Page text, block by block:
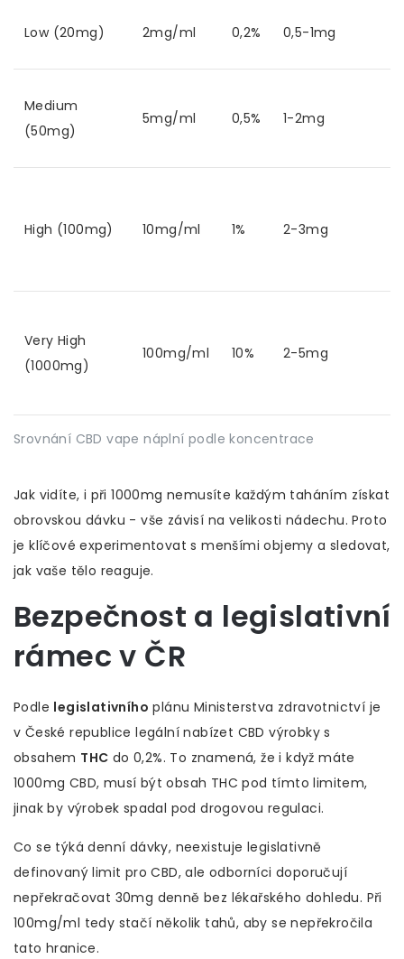
Srovnání CBD vape náplní podle koncentrace
Low (20mg) 2mg/ml 0,2% 0,5-1mg
Medium
(50mg)
5mg/ml 0,5% 1-2mg
High (100mg) 10mg/ml 1% 2-3mg
Very High
(1000mg)
100mg/ml 10% 2-5mg
Jak vidíte, i při 1000mg nemusíte každým taháním získat
obrovskou dávku - vše závisí na velikosti nádechu. Proto
je klíčové experimentovat s menšími objemy a sledovat,
jak vaše tělo reaguje.
Bezpečnost a legislativní
rámec v ČR
Podle legislativního plánu Ministerstva zdravotnictví je
v České republice legální nabízet CBD výrobky s
obsahem THC do 0,2%. To znamená, že i když máte
1000mg CBD, musí být obsah THC pod tímto limitem,
jinak by výrobek spadal pod drogovou regulaci.
Co se týká denní dávky, neexistuje legislativně
definovaný limit pro CBD, ale odborníci doporučují
nepřekračovat 30mg denně bez lékařského dohledu. Při
100mg/ml tedy stačí několik tahů, aby se nepřekročila
tato hranice.